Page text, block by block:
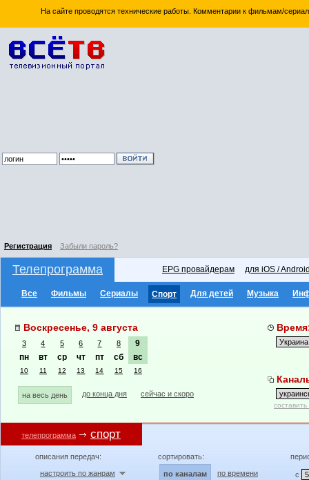
На сайте проводятся технические работы. Комментарии к фильмам/
Регистрация Забыли пароль?
Телепрограмма EPG провайдерам для iOS /
Все Фильмы Сериалы Спорт Для детей Музыка
Воскресенье, 9 августа
3 4 5 6 7 8
9
пн
вт ср чт пт сб вс
10 11 12 13 14 15 16
на весь день до конца дня сейчас и скоро
телепрограмма спорт
описания передач:
настроить по жанрам
сортировать:
по каналам по времени с